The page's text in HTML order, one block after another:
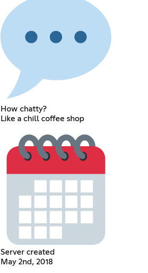
How chatty?
Like a chill coffee shop
Server created
May 2nd, 2018